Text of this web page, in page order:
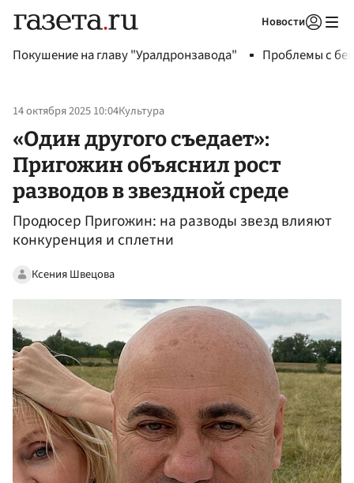
Новости
Покушение на главу "Уралдронзавода" Проблемы с
14 октября 2025 10:04Культура
«Один другого съедает»:
Пригожин объяснил рост
разводов в звездной среде
Продюсер Пригожин: на разводы звезд влияют
конкуренция и сплетни
Ксения Швецова